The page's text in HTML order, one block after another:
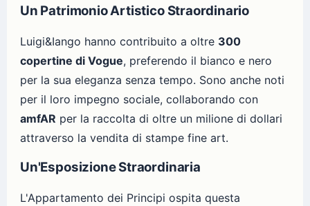
Un Patrimonio Artistico Straordinario
Luigi&Iango hanno contribuito a oltre 300
copertine di Vogue, preferendo il bianco e nero
per la sua eleganza senza tempo. Sono anche noti
per il loro impegno sociale, collaborando con
amfAR per la raccolta di oltre un milione di dollari
attraverso la vendita di stampe fine art.
Un'Esposizione Straordinaria
L'Appartamento dei Principi ospita questa